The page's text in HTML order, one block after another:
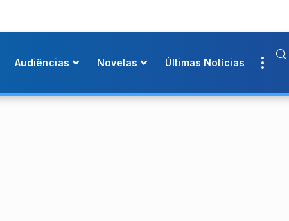
Audiências Novelas Últimas Notícias